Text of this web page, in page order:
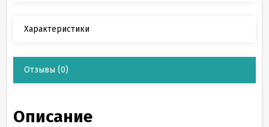
Характеристики
Отзывы (0)
Описание